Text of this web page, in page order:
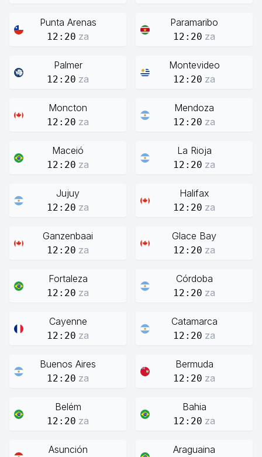
Punta Arenas
12:20 za
Paramaribo
12:20 za
Palmer
12:20 za
Montevideo
12:20 za
Moncton
12:20 za
Mendoza
12:20 za
Maceió
12:20 za
La Rioja
12:20 za
Jujuy
12:20 za
Halifax
12:20 za
Ganzenbaai
12:20 za
Glace Bay
12:20 za
Fortaleza
12:20 za
Córdoba
12:20 za
Cayenne
12:20 za
Catamarca
12:20 za
Buenos Aires
12:20 za
Bermuda
12:20 za
Belém
12:20 za
Bahia
12:20 za
Asunción Araguaina